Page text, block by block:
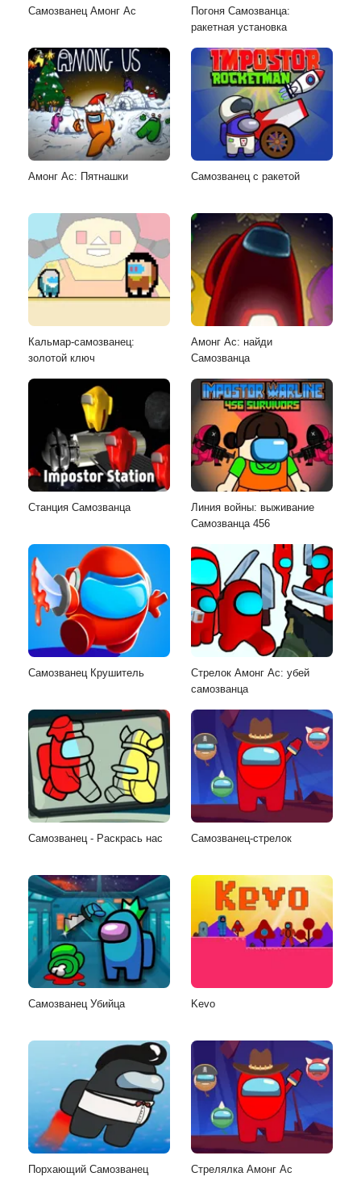
Самозванец Амонг Ас
Погоня Самозванца:
ракетная установка
Амонг Ас: Пятнашки Самозванец с ракетой
Кальмар-самозванец:
золотой ключ
Амонг Ас: найди
Самозванца
Станция Самозванца
Линия войны: выживание
Самозванца 456
Самозванец Крушитель
Стрелок Амонг Ас: убей
самозванца
Самозванец - Раскрась нас Самозванец-стрелок
Самозванец Убийца Kevo
Порхающий Самозванец Стрелялка Амонг Ас